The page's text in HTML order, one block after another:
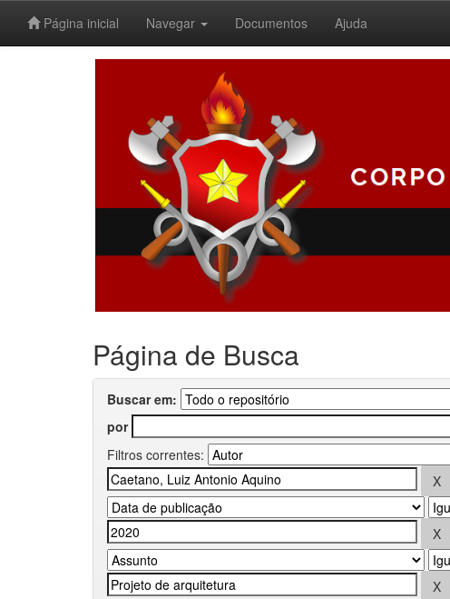
Página inicial Navegar Documentos Ajuda
Página de Busca
Buscar em:
por
Filtros correntes: